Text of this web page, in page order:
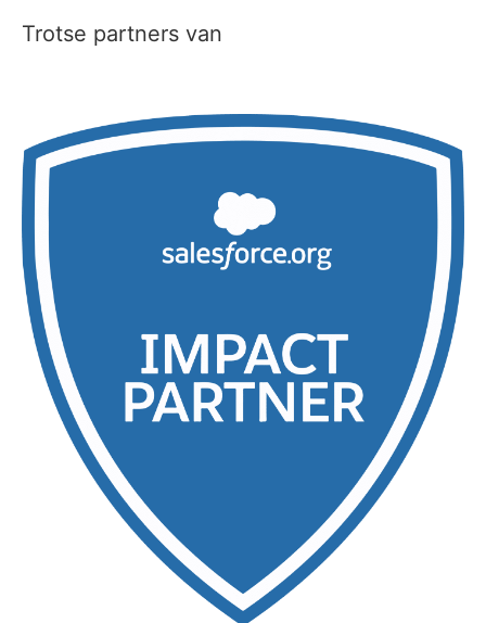
Trotse partners van